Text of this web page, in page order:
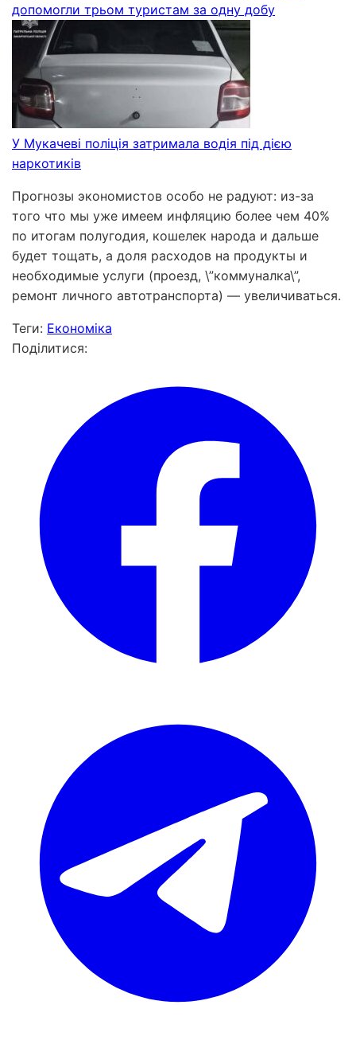
допомогли трьом туристам за одну добу
У Мукачеві поліція затримала водія під дією
наркотиків
Прогнозы экономистов особо не радуют: из-за
того что мы уже имеем инфляцию более чем 40%
по итогам полугодия, кошелек народа и дальше
будет тощать, а доля расходов на продукты и
необходимые услуги (проезд, \”коммуналка\”,
ремонт личного автотранспорта) — увеличиваться.
Теги: Економіка
Поділитися: